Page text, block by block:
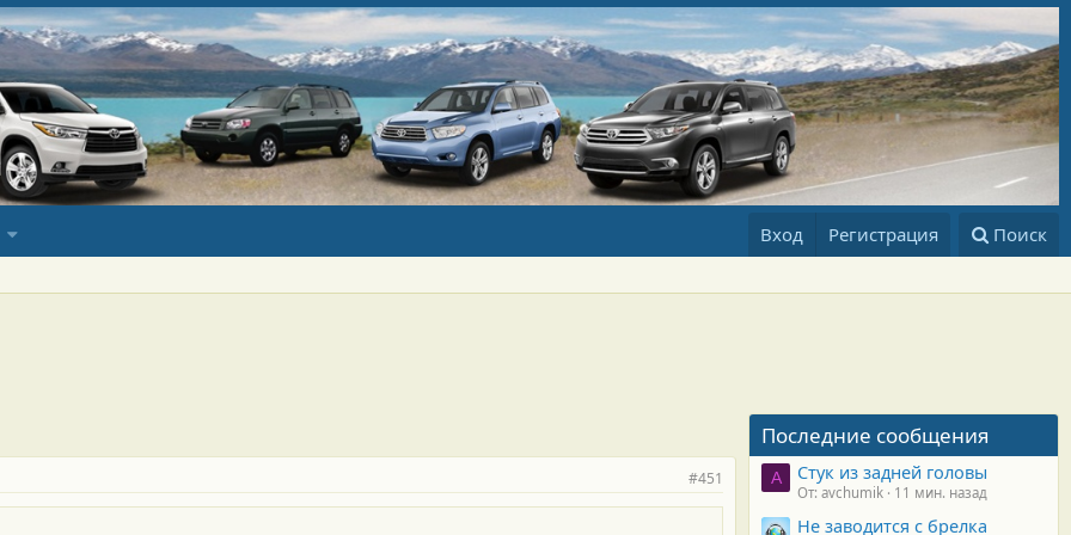
Вход Регистрация Поиск
#451
Последние сообщения
A Стук из задней головы
От: avchumik 11 мин. назад
Не заводится с брелка